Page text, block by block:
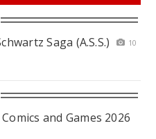
Saga (A.S.S.)
10
and Games 2026